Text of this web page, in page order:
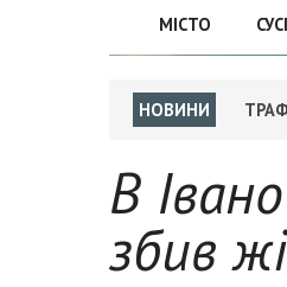
МІСТО
НОВИНИ
В
збив